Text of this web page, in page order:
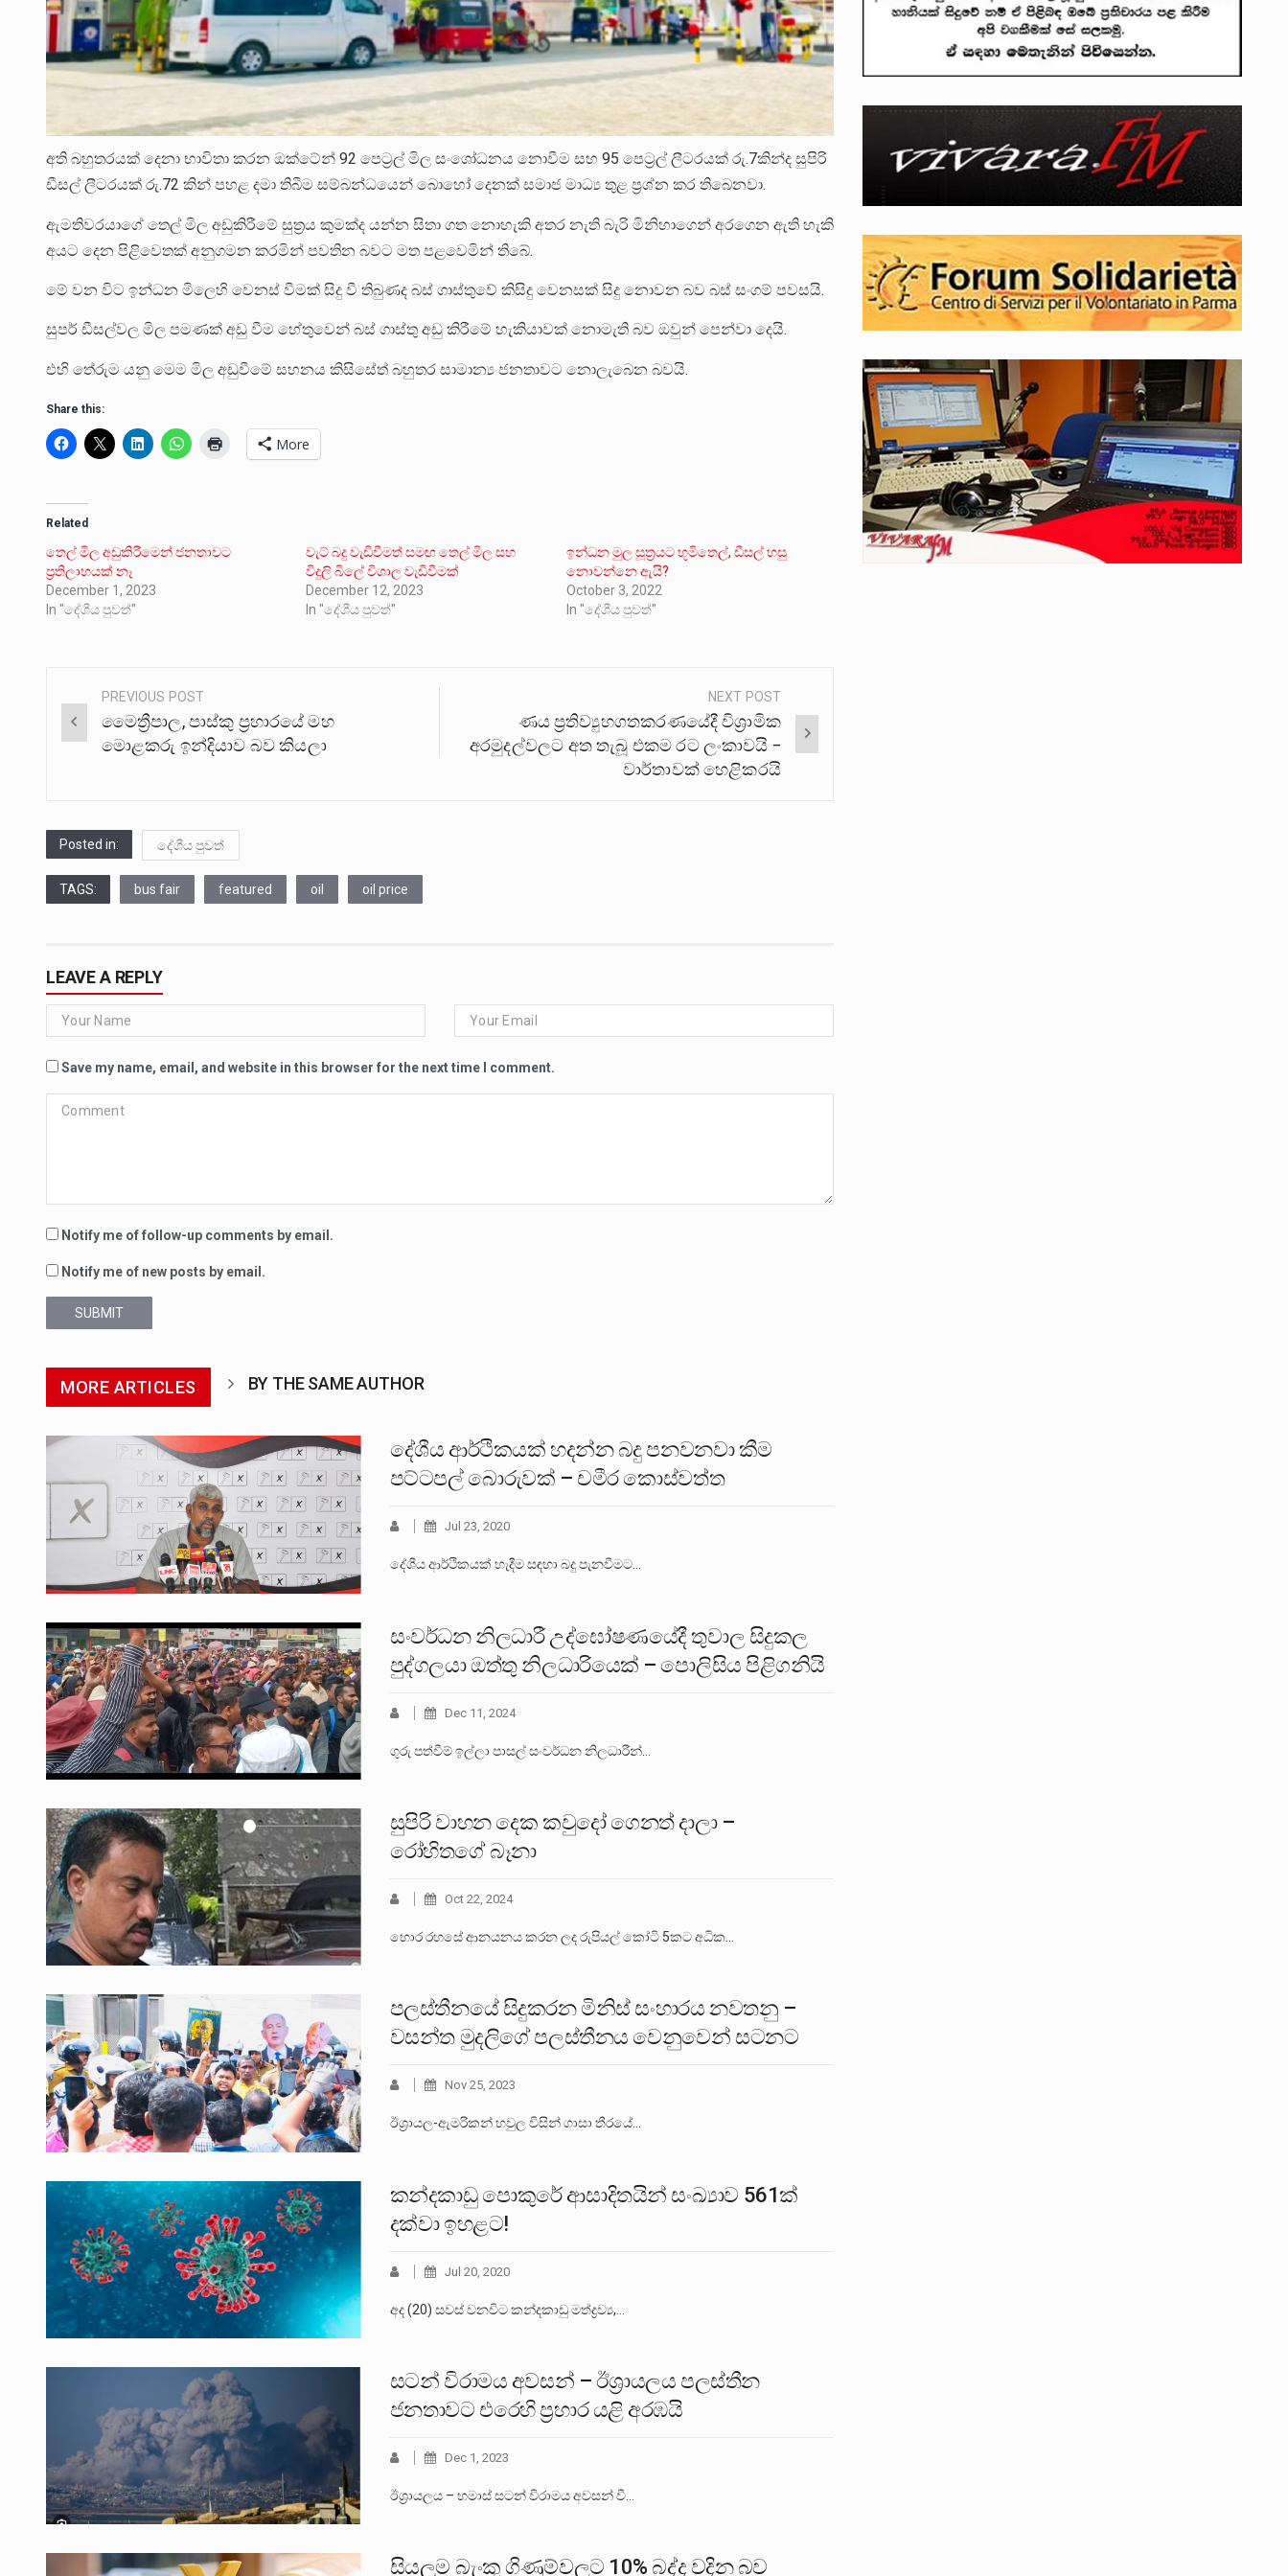
අති බහුතරයක් දෙනා භාවිතා කරන ඔක්ටේන් 92 පෙට්‍රල් මිල සංශෝධනය නොවීම සහ 95 පෙට්‍රල් ලීටරයක් රු.7කින්ද සුපිරි
ඩීසල් ලීටරයක් රු.72 කින් පහළ දමා තිබීම සම්බන්ධයෙන් බොහෝ දෙනක් සමාජ මාධ්‍ය තුළ ප්‍රශ්න කර තිබෙනවා.
ඇමතිවරයාගේ තෙල් මිල අඩුකිරීමේ සුත්‍රය කුමක්ද යන්න සිතා ගත නොහැකි අතර නැති බැරි මිනිහාගෙන් අරගෙන ඇති හැකි
අයට දෙන පිළිවෙතක් අනුගමන කරමින් පවතින බවට මත පළවෙමින් තිබේ.
මේ වන විට ඉන්ධන මිලෙහි වෙනස් වීමක් සිදු වී තිබුණද බස් ගාස්තුවේ කිසිදු වෙනසක් සිදු නොවන බව බස් සංගම් පවසයි.
සුපර් ඩීසල්වල මිල පමණක් අඩු වීම හේතුවෙන් බස් ගාස්තු අඩු කිරීමේ හැකියාවක් නොමැති බව ඔවුන් පෙන්වා දෙයි.
එහි තේරුම යනු මෙම මිල අඩුවීමේ සහනය කිසිසේත් බහුතර සාමාන්‍ය ජනතාවට නොලැබෙන බවයි.
Share this:
More
Related
තෙල් මිල අඩුකිරීමෙන් ජනතාවට
ප්‍රතිලාභයක් නෑ
December 1, 2023
In "දේශීය පුවත්"
වැට් බදු වැඩිවීමත් සමඟ තෙල් මිල සහ
විදුලි බිලේ විශාල වැඩිවීමක්
December 12, 2023
In "දේශීය පුවත්"
ඉන්ධන මුල සූත්‍රයට භූමිතෙල්, ඩීසල් හසු
නොවන්නෙ ඇයි?
October 3, 2022
In "දේශීය පුවත්"
Post
navigation
PREVIOUS POST
මෛත්‍රීපාල, පාස්කු ප්‍රහාරයේ මහ
මොළකරු ඉන්දියාව බව කියලා
NEXT POST
ණය ප්‍රතිව්‍යුහගතකරණයේදී විශ්‍රාමික
අරමුදල්වලට අත තැබූ එකම රට ලංකාවයි –
වාර්තාවක් හෙළිකරයි
Posted in: දේශීය පුවත්
TAGS: bus fair featured oil oil price
LEAVE A REPLY
Save my name, email, and website in this browser for the next time I comment.
Notify me of follow-up comments by email.
Notify me of new posts by email.
SUBMIT
MORE ARTICLES BY THE SAME AUTHOR
දේශීය ආර්ථිකයක් හදන්න බදු පනවනවා කීම
පට්ටපල් බොරුවක් – චමීර කොස්වත්ත
Jul 23, 2020
දේශීය ආර්ථිකයක් හැදීම සඳහා බදු පැනවීමට…
සංවර්ධන නිලධාරී උද්ඝෝෂණයේදී තුවාල සිදුකල
පුද්ගලයා ඔත්තු නිලධාරියෙක් – පොලිසිය පිළිගනියි
Dec 11, 2024
ගුරු පත්වීම් ඉල්ලා පාසල් සංවර්ධන නිලධාරීන්…
සුපිරි වාහන දෙක කවුදෝ ගෙනත් දාලා –
රෝහිතගේ බෑනා
Oct 22, 2024
හොර රහසේ ආනයනය කරන ලද රුපියල් කෝටි 5කට අධික…
පලස්තීනයේ සිදුකරන මිනිස් සංහාරය නවතනු –
වසන්ත මුදලිගේ පලස්තීනය වෙනුවෙන් සටනට
Nov 25, 2023
ඊශ්‍රායල-ඇමරිකන් හවුල විසින් ගාසා තීරයේ…
කන්දකාඩු පොකුරේ ආසාදිතයින් සංඛ්‍යාව 561ක්
දක්වා ඉහළට!
Jul 20, 2020
අද (20) සවස් වනවිට කන්දකාඩු මත්ද්‍රව්‍ය,…
සටන් විරාමය අවසන් – ඊශ්‍රායලය පලස්තීන
ජනතාවට එරෙහි ප්‍රහාර යළි අරඹයි
Dec 1, 2023
ඊශ්‍රායලය – හමාස් සටන් විරාමය අවසන් වී…
සියලුම බැංකු ගිණුම්වලට 10% බද්ද වදින බව